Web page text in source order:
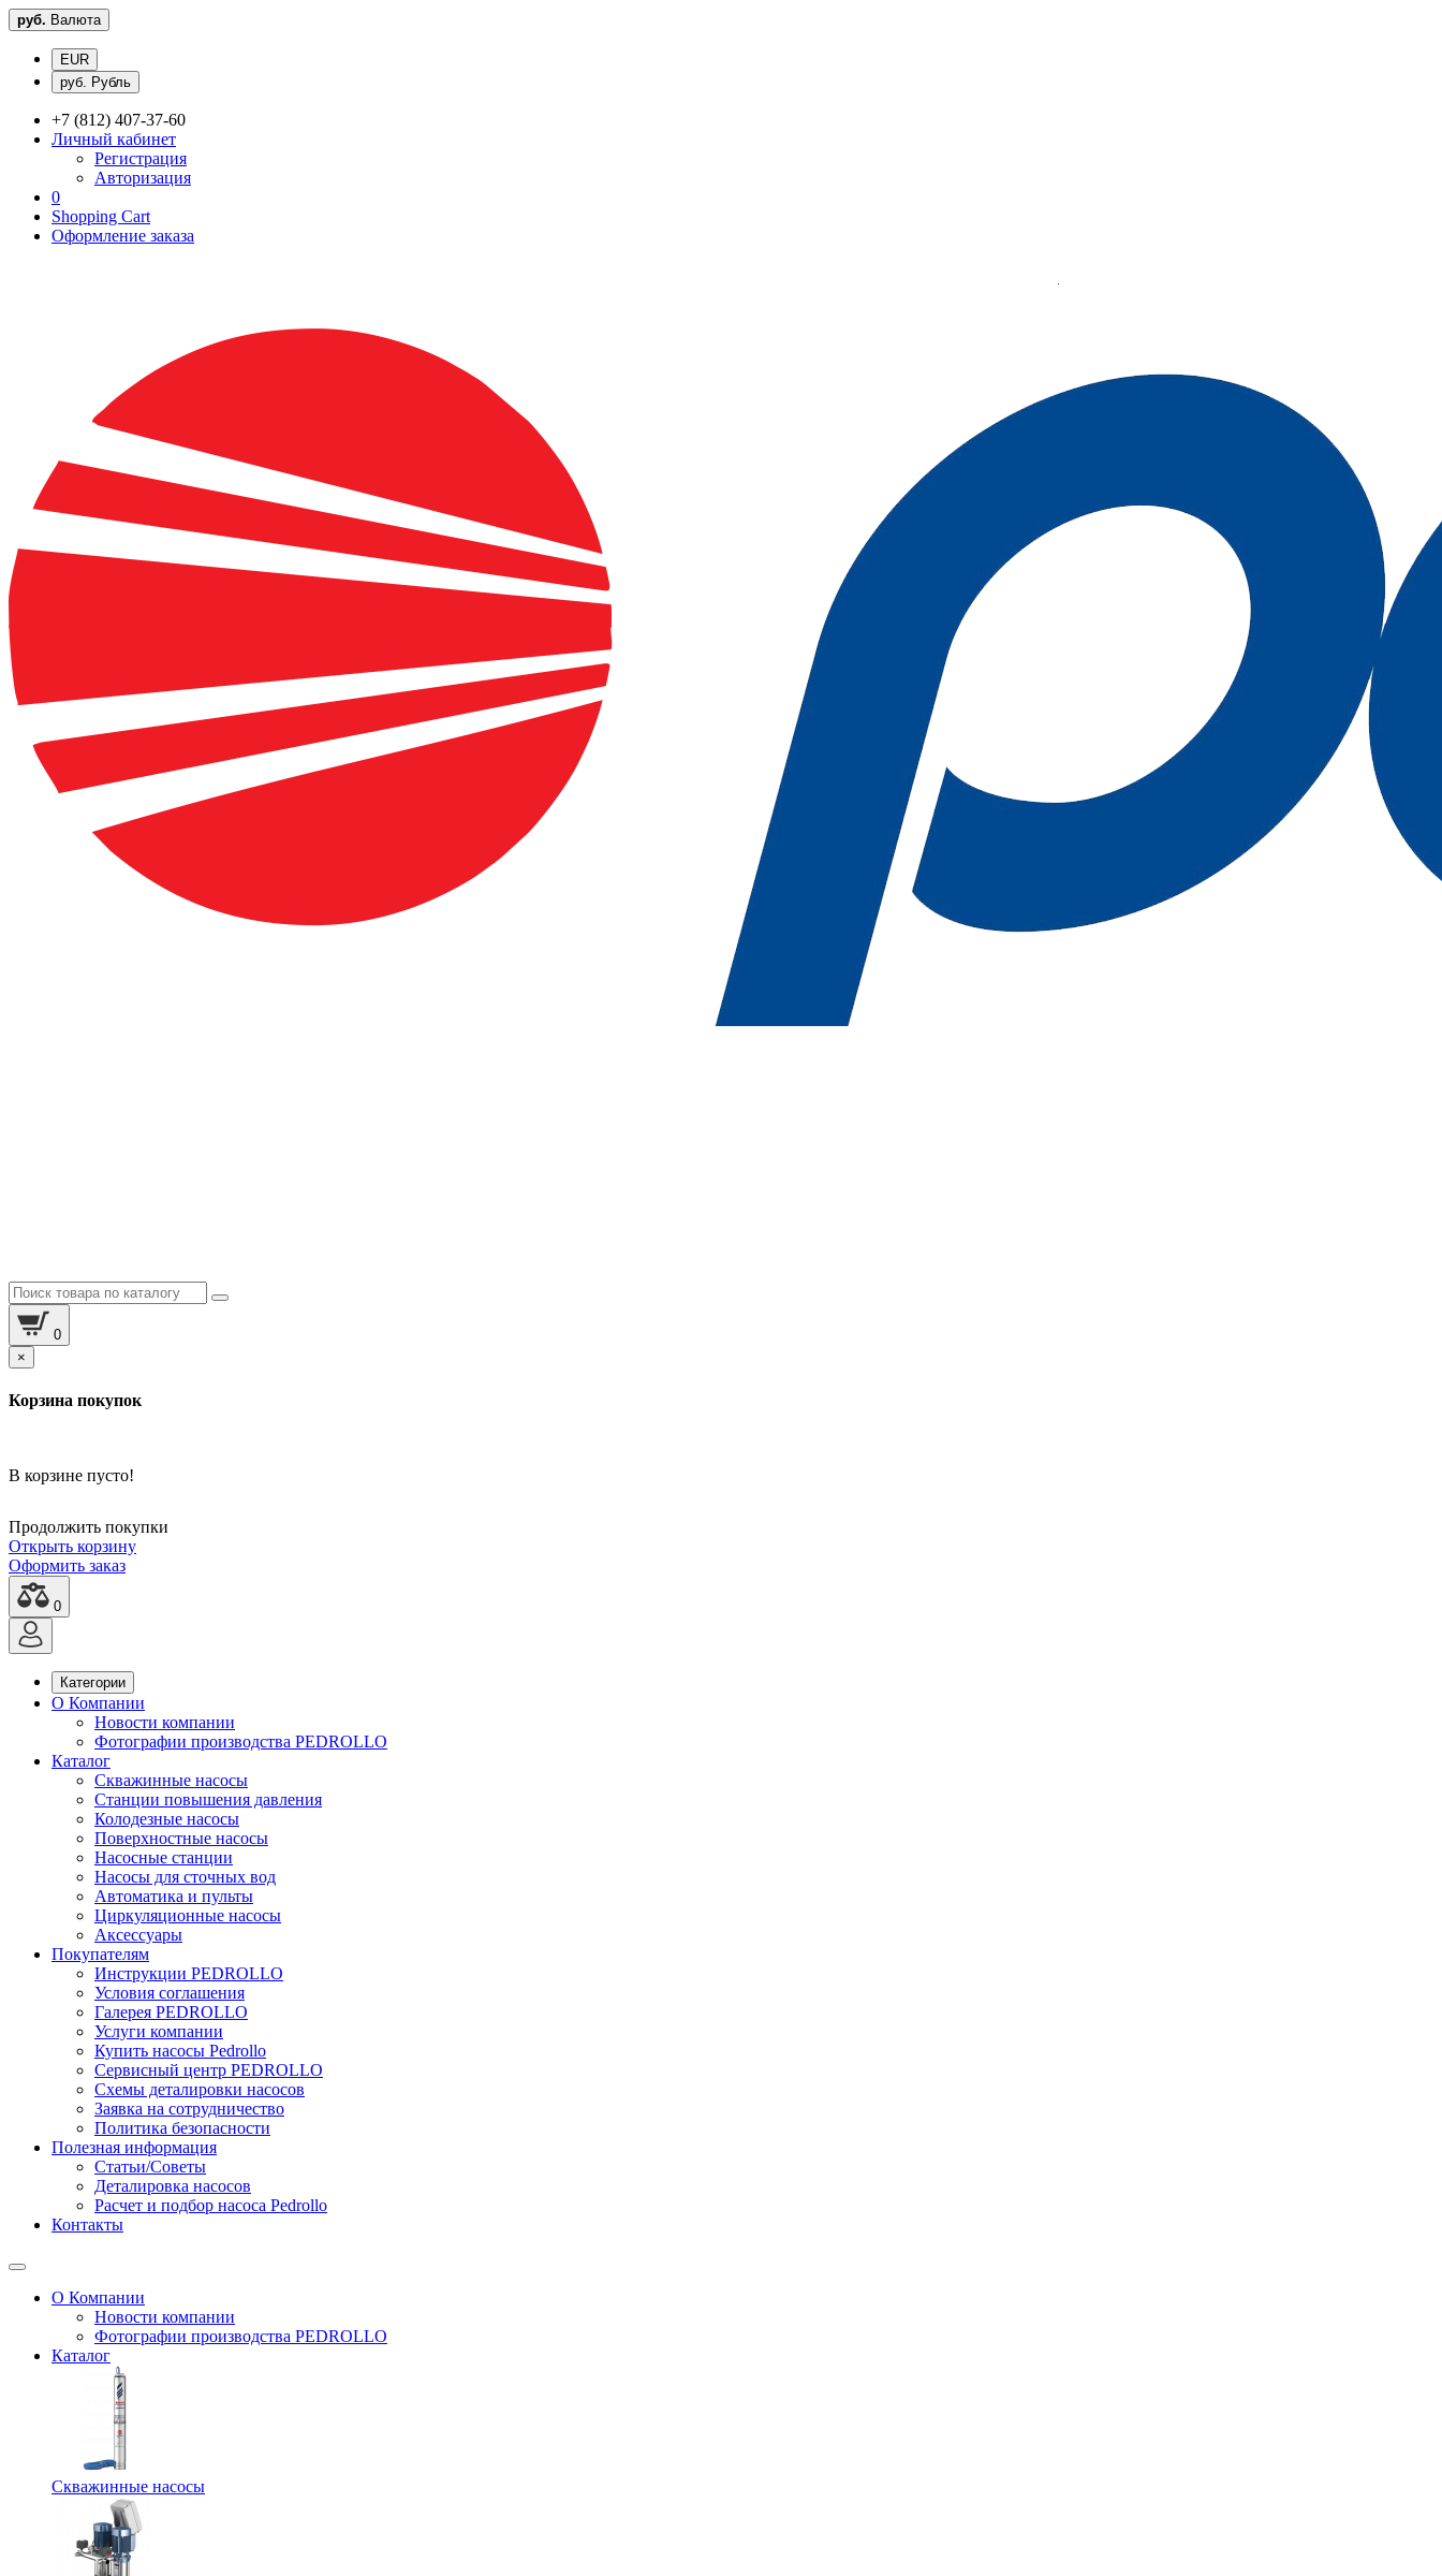
руб. Валюта
EUR
руб. Рубль
+7 (812) 407-37-60
Личный кабинет
Регистрация
Авторизация
0
Shopping Cart
Оформление заказа
0
×
Корзина покупок
В корзине пусто!
Продолжить покупки
Открыть корзину
Оформить заказ
0
Категории
О Компании
Новости компании
Фотографии производства PEDROLLO
Каталог
Скважинные насосы
Станции повышения давления
Колодезные насосы
Поверхностные насосы
Насосные станции
Насосы для сточных вод
Автоматика и пульты
Циркуляционные насосы
Аксессуары
Покупателям
Инструкции PEDROLLO
Условия соглашения
Галерея PEDROLLO
Услуги компании
Купить насосы Pedrollo
Сервисный центр PEDROLLO
Схемы деталировки насосов
Заявка на сотрудничество
Политика безопасности
Полезная информация
Статьи/Советы
Деталировка насосов
Расчет и подбор насоса Pedrollo
Контакты
О Компании
Новости компании
Фотографии производства PEDROLLO
Каталог
Скважинные насосы